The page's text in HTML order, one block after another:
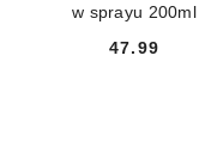
w sprayu 200ml
Cena:
47.99